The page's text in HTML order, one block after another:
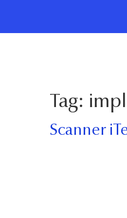
Tag:
Scanner